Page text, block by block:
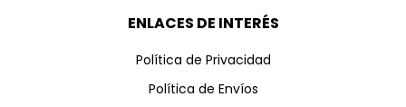
ENLACES DE INTERÉS
Política de Privacidad
Política de Envíos